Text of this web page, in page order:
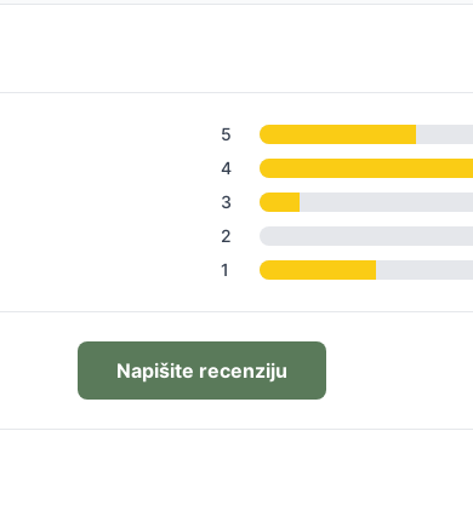
5
4
3
2
1
Napišite recenziju